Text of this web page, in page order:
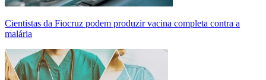
Cientistas da Fiocruz podem produzir vacina completa contra a
malária